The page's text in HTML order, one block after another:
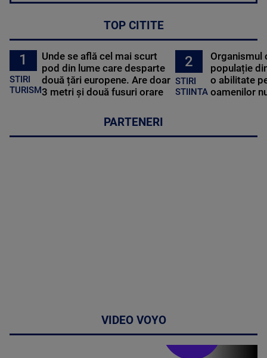
TOP CITITE
1
STIRI
TURISM
Unde se află cel mai scurt
pod din lume care desparte
două țări europene. Are doar
3 metri și două fusuri orare
2
STIRI
STIINTA
Organismul
populație
o abilitate
oamenilor
PARTENERI
VIDEO VOYO